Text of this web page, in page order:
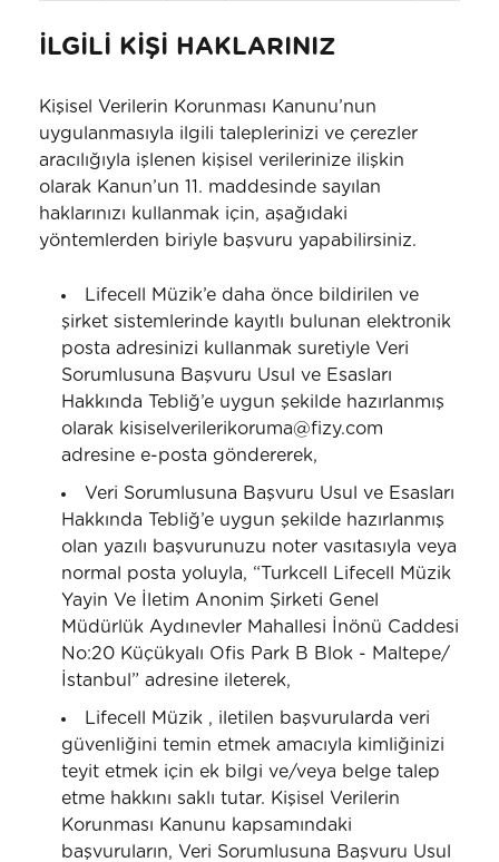
İLGİLİ KİŞİ HAKLARINIZ
Kişisel Verilerin Korunması Kanunu’nun
uygulanmasıyla ilgili taleplerinizi ve çerezler
aracılığıyla işlenen kişisel verilerinize ilişkin
olarak Kanun’un 11. maddesinde sayılan
haklarınızı kullanmak için, aşağıdaki
yöntemlerden biriyle başvuru yapabilirsiniz.
Lifecell Müzik’e daha önce bildirilen ve
şirket sistemlerinde kayıtlı bulunan elektronik
posta adresinizi kullanmak suretiyle Veri
Sorumlusuna Başvuru Usul ve Esasları
Hakkında Tebliğ’e uygun şekilde hazırlanmış
olarak kisiselverilerikoruma@fizy.com
adresine e-posta göndererek,
Veri Sorumlusuna Başvuru Usul ve Esasları
Hakkında Tebliğ’e uygun şekilde hazırlanmış
olan yazılı başvurunuzu noter vasıtasıyla veya
normal posta yoluyla, “Turkcell Lifecell Müzik
Yayin Ve İletim Anonim Şirketi Genel
Müdürlük Aydınevler Mahallesi İnönü Caddesi
No:20 Küçükyalı Ofis Park B Blok - Maltepe/
İstanbul” adresine ileterek,
Lifecell Müzik , iletilen başvurularda veri
güvenliğini temin etmek amacıyla kimliğinizi
teyit etmek için ek bilgi ve/veya belge talep
etme hakkını saklı tutar. Kişisel Verilerin
Korunması Kanunu kapsamındaki
başvuruların, Veri Sorumlusuna Başvuru Usul